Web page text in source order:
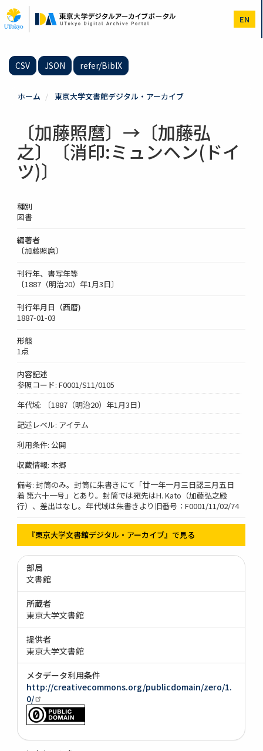
イ
ン
EN
CSV JSON refer/BibIX
ホーム 東京大学文書館デジタル・アーカイブ
〔加藤照麿〕→〔加藤弘
之〕〔消印:ミュンヘン(ドイ
ツ)〕
種別
図書
編著者
〔加藤照麿〕
刊行年、書写年等
〔1887（明治20）年1月3日〕
刊行年月日（西暦)
1887-01-03
形態
1点
内容記述
参照コード: F0001/S11/0105
年代域: 〔1887（明治20）年1月3日〕
記述レベル: アイテム
利用条件: 公開
収蔵情報: 本郷
備考: 封筒のみ。封筒に朱書きにて「廿一年一月三日認三月五日
着 第六十一号」とあり。封筒では宛先はH. Kato（加藤弘之殿
行）、差出はなし。年代域は朱書きより旧番号：F0001/11/02/74
『東京大学文書館デジタル・アーカイブ』で見る
部局
文書館
所蔵者
東京大学文書館
提供者
東京大学文書館
メタデータ利用条件
http://creativecommons.org/publicdomain/zero/1.
0/